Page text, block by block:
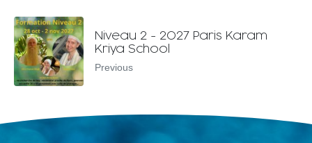
Niveau 2 - 2027 Paris Karam
Kriya School
Previous